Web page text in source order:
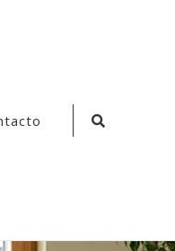
Search